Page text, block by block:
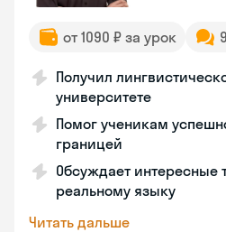
от 1090 ₽ за урок
Получил
университете
Помог ученикам
границей
Обсуждает интересные
реальному языку
Читать дальше